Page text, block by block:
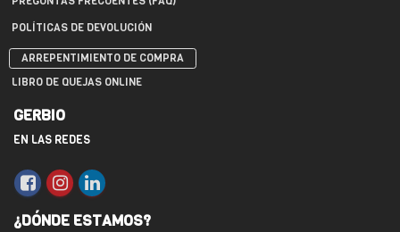
POLÍTICAS DE DEVOLUCIÓN
ARREPENTIMIENTO DE COMPRA
LIBRO DE QUEJAS ONLINE
GERBIO
EN LAS REDES
¿DÓNDE ESTAMOS?